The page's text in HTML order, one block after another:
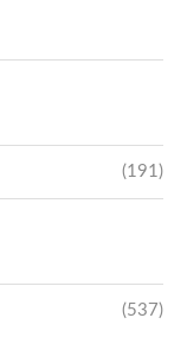
(191)
(537)